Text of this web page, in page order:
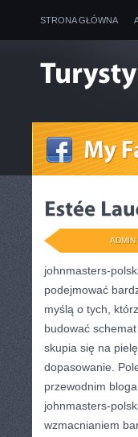
STRONA GŁÓWNA
ADMIN
johnmasters-
podejmować
myślą o tych,
budować
skupia się na
dopasowanie.
przewodnim
johnmasters-
wzmacnianiem